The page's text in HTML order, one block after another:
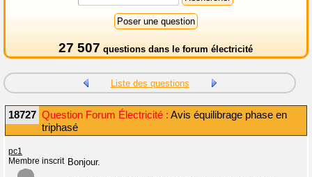
27 507 questions dans le forum électricité
Liste des questions
18727 Question Forum Électricité : Avis équilibrage phase en
triphasé
pc1
Membre inscrit Bonjour.